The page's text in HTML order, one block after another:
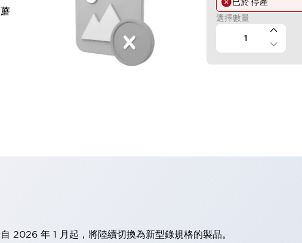
選擇數量
2026 年 1 月起，將陸續切換為新型錄規格的製品。